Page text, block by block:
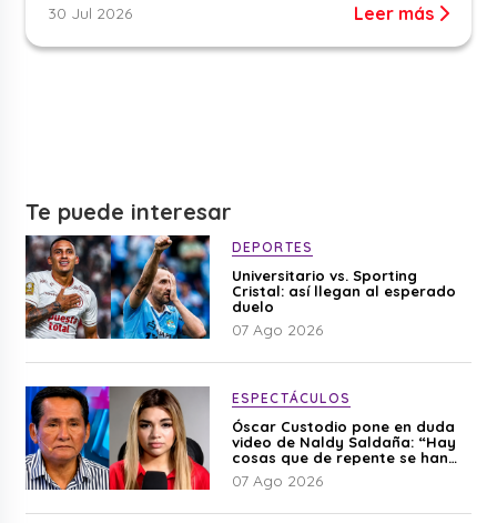
30 Jul 2026 Leer más
Te puede interesar
DEPORTES
Universitario vs. Sporting
Cristal: así llegan al esperado
duelo
07 Ago 2026
ESPECTÁCULOS
Óscar Custodio pone en duda
video de Naldy Saldaña: “Hay
cosas que de repente se han
editado”
07 Ago 2026